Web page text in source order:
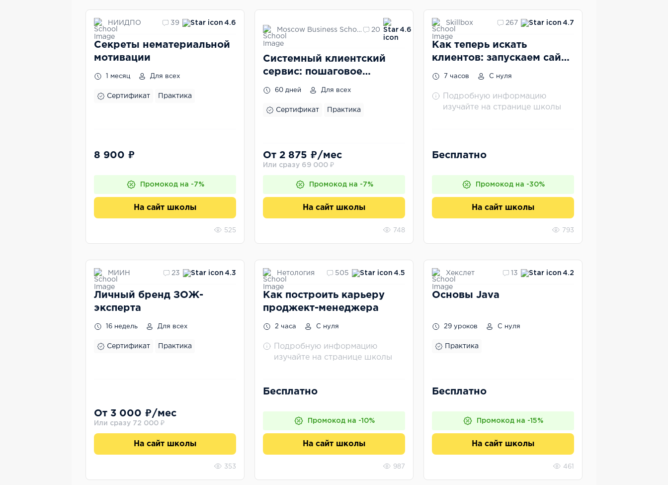
НИИДПО 39 4.6
Секреты нематериальной
мотивации
1 месяц Для всех
Сертификат Практика
8 900 ₽
Промокод на -7%
На сайт школы
525
Moscow Business School 20 4.6
Системный клиентский
сервис: пошаговое
60 дней Для всех
Сертификат Практика
От 2 875 ₽/мес
Или сразу 69 000 ₽
Промокод на -7%
На сайт школы
748
Skillbox 267 4.7
Как теперь искать
клиентов: запускаем сайт
7 часов С нуля
Подробную информацию
изучайте на странице школы
Бесплатно
Промокод на -30%
На сайт школы
793
МИИН 23 4.3
Личный бренд ЗОЖ-
эксперта
16 недель Для всех
Сертификат Практика
От 3 000 ₽/мес
Или сразу 72 000 ₽
На сайт школы
353
Нетология 505 4.5
Как построить карьеру
проджект-менеджера
2 часа С нуля
Подробную информацию
изучайте на странице школы
Бесплатно
Промокод на -10%
На сайт школы
987
Хекслет 13 4.2
Основы Java
29 уроков С нуля
Практика
Бесплатно
Промокод на -15%
На сайт школы
461